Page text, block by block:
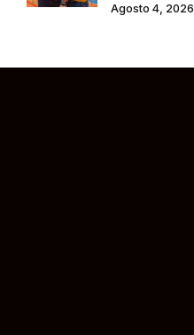
Agosto 4, 2026